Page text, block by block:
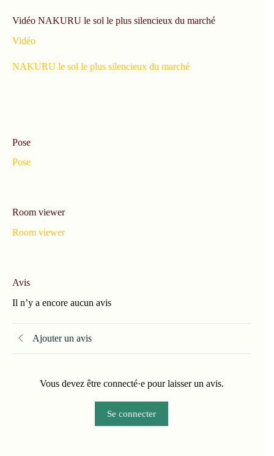
Vidéo NAKURU le sol le plus silencieux du marché
Vidéo
NAKURU le sol le plus silencieux du marché
Pose
Pose
Room viewer
Room viewer
Avis
Il n’y a encore aucun avis
Ajouter un avis
Vous devez être connecté·e pour laisser un avis.
Se connecter